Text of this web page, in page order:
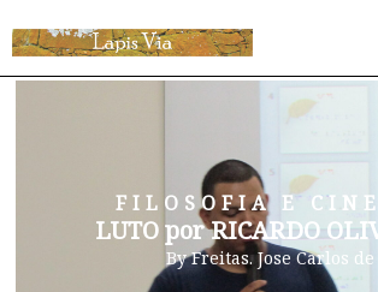
FILOSOFIA E
LUTO por RICARDO
ByFreitas. Jose Carlos de